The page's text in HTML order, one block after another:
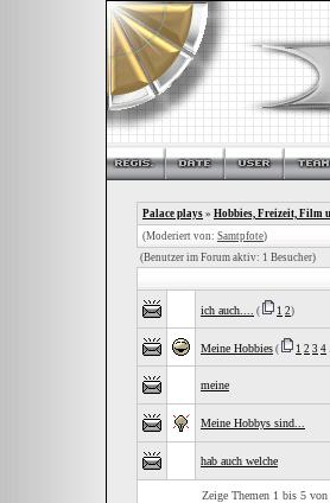
Palace plays » Hobbies, Freizeit, Film
(Moderiert von: Samtpfote)
(Benutzer im Forum aktiv: 1 Besucher)
ich auch.... ( 1 2)
Meine Hobbies ( 1 2 3 4
meine
Meine Hobbys sind...
hab auch welche
Zeige Themen 1 bis 5